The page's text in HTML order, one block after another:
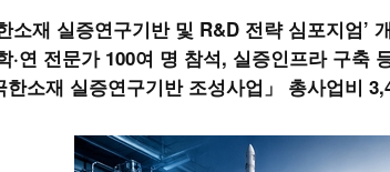
소재 실증연구기반 및 R&D 전략 심포지엄’
·연 전문가 100여 명 참석, 실증인프라 구축
한소재 실증연구기반 조성사업」 총사업비